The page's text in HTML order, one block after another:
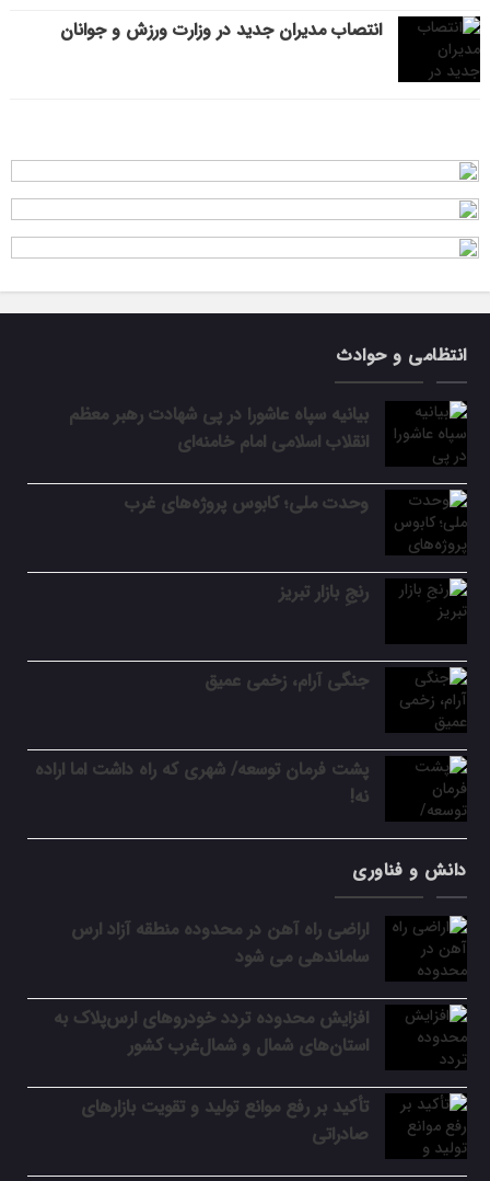
انتصاب مدیران جدید در وزارت ورزش و جوانان
انتظامی و حوادث
بیانیه سپاه عاشورا در پی شهادت رهبر معظم
انقلاب اسلامی امام خامنه‌ای
وحدت ملی؛ کابوس پروژه‌های غرب
رنجِ بازار تبریز
جنگی آرام، زخمی عمیق
پشت فرمان توسعه/ شهری که راه داشت اما اراده
نه!
دانش و فناوری
اراضی راه آهن در محدوده منطقه آزاد ارس
ساماندهی می شود
افزایش محدوده تردد خودروهای ارس‌پلاک به
استان‌های شمال و شمال‌غرب کشور
تأکید بر رفع موانع تولید و تقویت بازارهای
صادراتی